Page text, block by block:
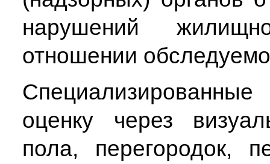
нарушений
отношении
оценку через
пола, перегородок,